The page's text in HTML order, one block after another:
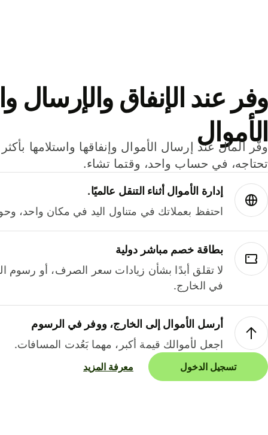
وفر عند الإنفاق والإرسال
الأموال
تحتاجه، في حساب واحد، وقتما تشاء.
إدارة الأموال أثناء التنقل عالميًا.
احتفظ بعملاتك في متناول اليد في مكان واحد،
بطاقة خصم مباشر دولية
لا تقلق أبدًا بشأن زيادات سعر الصرف، أو رسوم
في الخارج.
أرسل الأموال إلى الخارج، ووفر في الرسوم
اجعل لأموالك قيمة أكبر، مهما بَعُدت المسافات.
تسجيل الدخول معرفة المزيد